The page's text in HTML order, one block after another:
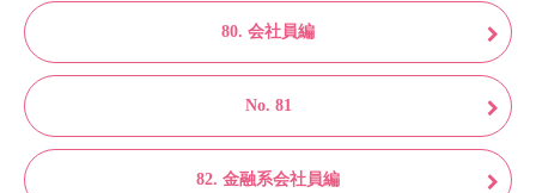
80. 会社員編
No. 81
82. 金融系会社員編